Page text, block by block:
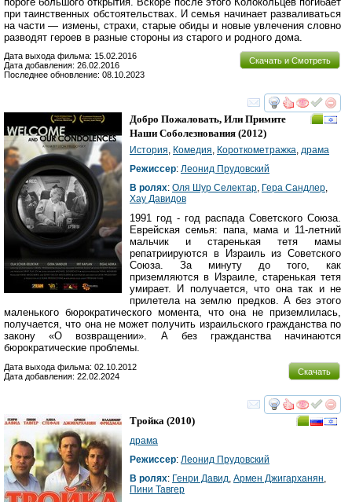
при таинственных обстоятельствах. И семья начинает разваливаться
на части — измены, страхи, старые обиды и новые увлечения словно
разводят героев в разные стороны из старого и родного дома.
Скачать и Смотреть
Дата выхода фильма: 15.02.2016
Дата добавления: 26.02.2016
Последнее обновление: 08.10.2023
смотреть
Добро Пожаловать, Или Примите
Наши Соболезнования (2012)
История, Комедия, Короткометражка, драма
Режиссер: Леонид Прудовский
В ролях: Оля Шур Селектар, Гера Сандлер,
Хаy Давидов
1991 год - год распада Советского Союза.
Еврейская семья: папа, мама и 11-летний
мальчик и старенькая тетя мамы
репатриируются в Израиль из Советского
Союза. За минуту до того, как
приземляются в Израиле, старенькая тетя
умирает. И получается, что она так и не
прилетела на землю предков. А без этого
маленького бюрократического момента, что она не приземлилась,
получается, что она не может получить израильского гражданства по
закону «О возвращении». А без гражданства начинаются
бюрократические проблемы.
Скачать
Дата выхода фильма: 02.10.2012
Дата добавления: 22.02.2024
смотреть
Тройка (2010)
драма
Режиссер: Леонид Прудовский
В ролях: Генри Давид, Армен Джигарханян,
Пини Тавгер